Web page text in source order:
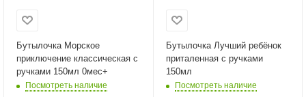
Бутылочка Морское
приключение классическая с
ручками 150мл 0мес+
Посмотреть наличие
Бутылочка Лучший ребёнок
приталенная с ручками
150мл
Посмотреть наличие